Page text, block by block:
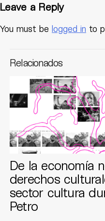
Leave a Reply
You must be logged in to
Relacionados
De la economía
derechos
sector cultura
Petro